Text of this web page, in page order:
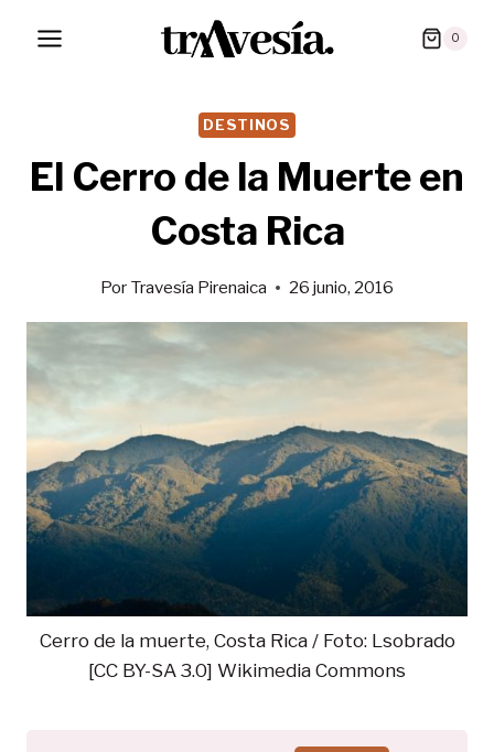
0
DESTINOS
El Cerro de la Muerte en
Costa Rica
Por Travesía Pirenaica 26 junio, 2016
Cerro de la muerte, Costa Rica / Foto: Lsobrado
[CC BY-SA 3.0] Wikimedia Commons